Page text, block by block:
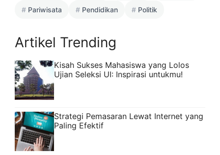
Pariwisata Pendidikan Politik
Artikel Trending
Kisah Sukses Mahasiswa yang Lolos
Ujian Seleksi UI: Inspirasi untukmu!
Strategi Pemasaran Lewat Internet yang
Paling Efektif